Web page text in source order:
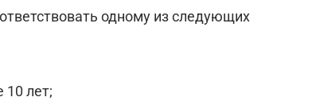
одному из следующих
10 лет;